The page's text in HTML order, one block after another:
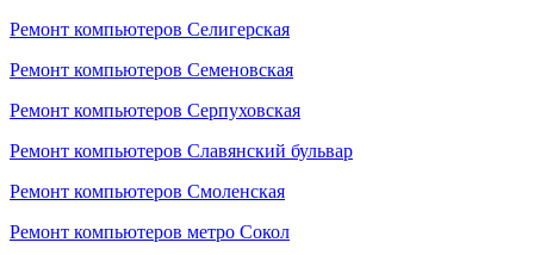
Ремонт компьютеров Селигерская
Ремонт компьютеров Семеновская
Ремонт компьютеров Серпуховская
Ремонт компьютеров Славянский бульвар
Ремонт компьютеров Смоленская
Ремонт компьютеров метро Сокол